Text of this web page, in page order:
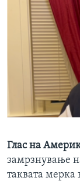
Глас на
замрзнување
таквата мерка